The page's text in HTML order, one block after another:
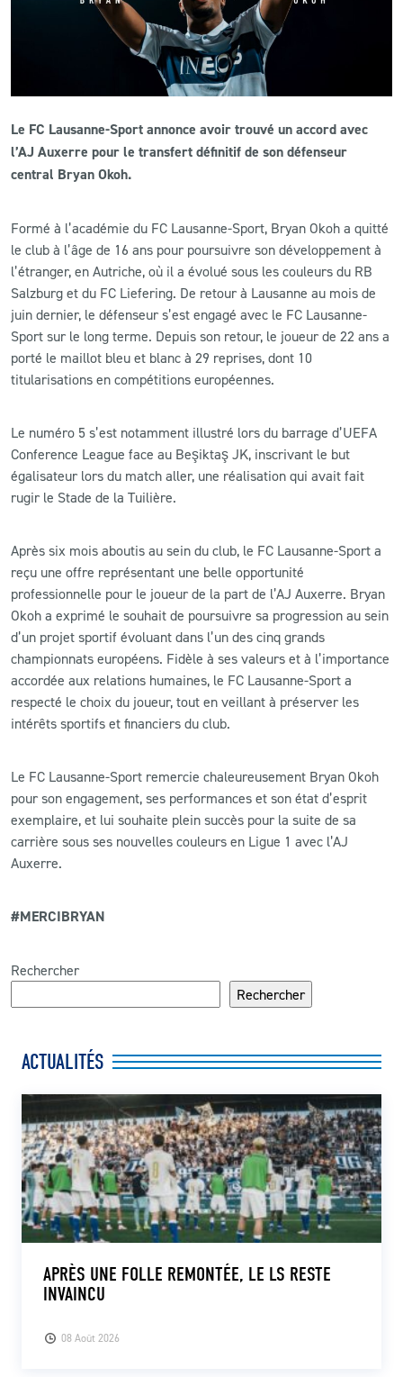
CONTACT
ACTUALITÉS
LS E-SHOP
LS ACADEMY CAMPS
MATCH DES CELEBRITES
PRESSE ET MEDIAS
Le FC Lausanne-Sport annonce avoir trouvé un accord avec
l’AJ Auxerre pour le transfert définitif de son défenseur
central Bryan Okoh.
Formé à l’académie du FC Lausanne-Sport, Bryan Okoh a quitté
le club à l’âge de 16 ans pour poursuivre son développement à
l’étranger, en Autriche, où il a évolué sous les couleurs du RB
Salzburg et du FC Liefering. De retour à Lausanne au mois de
juin dernier, le défenseur s’est engagé avec le FC Lausanne-
Sport sur le long terme. Depuis son retour, le joueur de 22 ans a
porté le maillot bleu et blanc à 29 reprises, dont 10
titularisations en compétitions européennes.
Le numéro 5 s’est notamment illustré lors du barrage d’UEFA
Conference League face au Beşiktaş JK, inscrivant le but
égalisateur lors du match aller, une réalisation qui avait fait
rugir le Stade de la Tuilière.
Après six mois aboutis au sein du club, le FC Lausanne-Sport a
reçu une offre représentant une belle opportunité
professionnelle pour le joueur de la part de l’AJ Auxerre. Bryan
Okoh a exprimé le souhait de poursuivre sa progression au sein
d’un projet sportif évoluant dans l’un des cinq grands
championnats européens. Fidèle à ses valeurs et à l’importance
accordée aux relations humaines, le FC Lausanne-Sport a
respecté le choix du joueur, tout en veillant à préserver les
intérêts sportifs et financiers du club.
Le FC Lausanne-Sport remercie chaleureusement Bryan Okoh
pour son engagement, ses performances et son état d’esprit
exemplaire, et lui souhaite plein succès pour la suite de sa
carrière sous ses nouvelles couleurs en Ligue 1 avec l’AJ
Auxerre.
#MERCIBRYAN
Rechercher
Rechercher
ACTUALITÉS
08 Août 2026
APRÈS UNE FOLLE REMONTÉE, LE LS RESTE
INVAINCU